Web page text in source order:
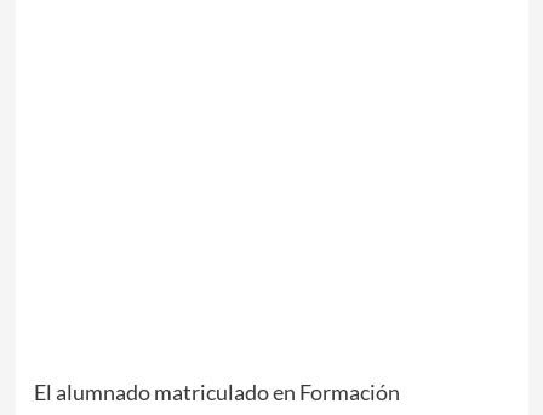
El alumnado matriculado en Formación